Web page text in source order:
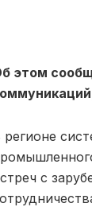
этом
регионе
с